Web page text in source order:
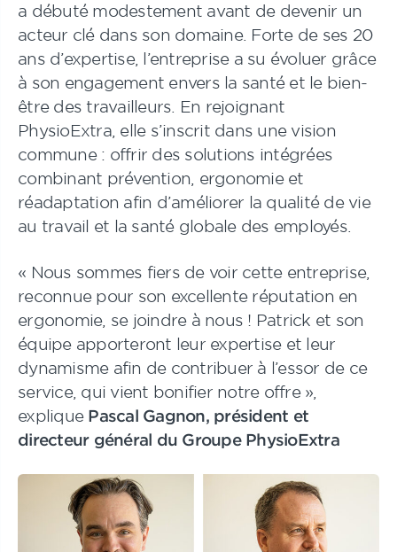
a débuté modestement avant de devenir un
acteur clé dans son domaine. Forte de ses 20
ans d’expertise, l’entreprise a su évoluer grâce
à son engagement envers la santé et le bien-
être des travailleurs. En rejoignant
PhysioExtra, elle s’inscrit dans une vision
commune : offrir des solutions intégrées
combinant prévention, ergonomie et
réadaptation afin d’améliorer la qualité de vie
au travail et la santé globale des employés.
« Nous sommes fiers de voir cette entreprise,
reconnue pour son excellente réputation en
ergonomie, se joindre à nous ! Patrick et son
équipe apporteront leur expertise et leur
dynamisme afin de contribuer à l’essor de ce
service, qui vient bonifier notre offre »,
explique Pascal Gagnon, président et
directeur général du Groupe PhysioExtra